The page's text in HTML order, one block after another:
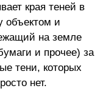
края теней в
объектом и
на земле
и прочее) за
тени, которых
нет.